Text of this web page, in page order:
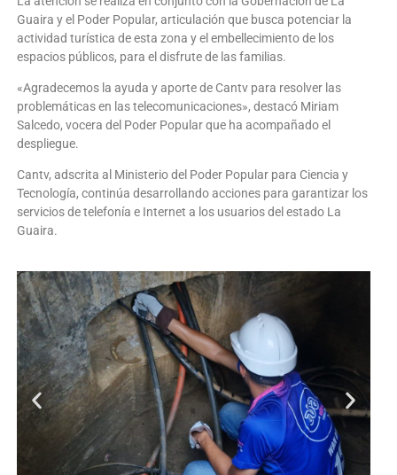
Guaira y el Poder Popular, articulación que busca potenciar la
actividad turística de esta zona y el embellecimiento de los
espacios públicos, para el disfrute de las familias.
«Agradecemos la ayuda y aporte de Cantv para resolver las
problemáticas en las telecomunicaciones», destacó Miriam
Salcedo, vocera del Poder Popular que ha acompañado el
despliegue.
Cantv, adscrita al Ministerio del Poder Popular para Ciencia y
Tecnología, continúa desarrollando acciones para garantizar los
servicios de telefonía e Internet a los usuarios del estado La
Guaira.